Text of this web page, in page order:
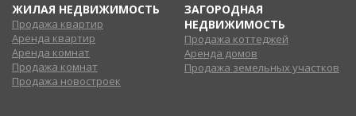
ЖИЛАЯ НЕДВИЖИМОСТЬ
Продажа квартир
Аренда квартир
Аренда комнат
Продажа комнат
Продажа новостроек
ЗАГОРОДНАЯ
НЕДВИЖИМОСТЬ
Продажа коттеджей
Аренда домов
Продажа земельных участков